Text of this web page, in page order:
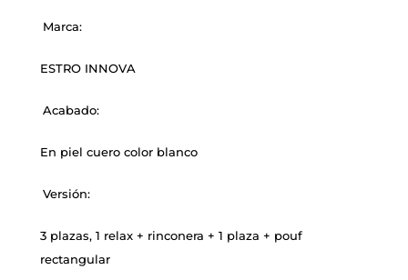
Marca:
ESTRO INNOVA
Acabado:
En piel cuero color blanco
Versión:
3 plazas, 1 relax + rinconera + 1 plaza + pouf
rectangular